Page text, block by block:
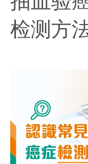
检测方